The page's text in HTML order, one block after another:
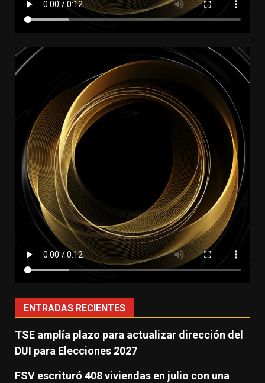
ENTRADAS RECIENTES
TSE amplía plazo para actualizar dirección del
DUI para Elecciones 2027
FSV escrituró 408 viviendas en julio con una